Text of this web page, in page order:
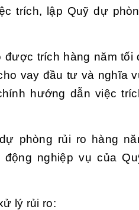
trích, lập Quỹ dự
được trích hàng năm tối
vay đầu tư và nghĩa
hướng dẫn việc
phòng rủi ro hàng
nghiệp vụ của
lý rủi ro: